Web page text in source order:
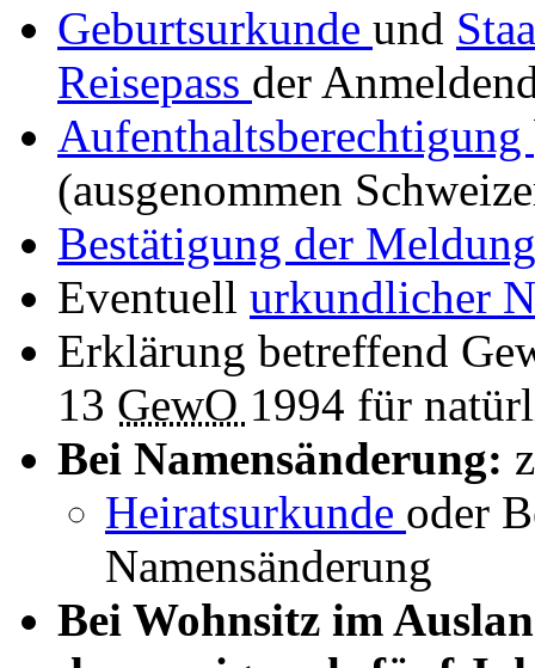
Geburtsurkunde und
Reisepass der
Aufenthaltsberechtigung
(ausgenommen
Bestätigung der Meldung
Eventuell urkundlicher
Erklärung betreffend
13 GewO 1994 für
Bei Namensänderung:
Heiratsurkunde oder
Namensänderung
Bei Wohnsitz im